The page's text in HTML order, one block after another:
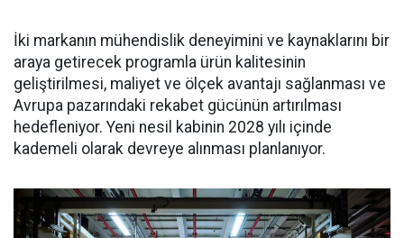
İki markanın mühendislik deneyimini ve kaynaklarını bir
araya getirecek programla ürün kalitesinin
geliştirilmesi, maliyet ve ölçek avantajı sağlanması ve
Avrupa pazarındaki rekabet gücünün artırılması
hedefleniyor. Yeni nesil kabinin 2028 yılı içinde
kademeli olarak devreye alınması planlanıyor.